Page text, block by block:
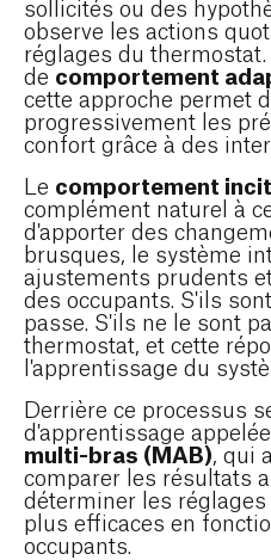
sollicités ou des
observe les actions
réglages du
decomportement
cette approche permet
progressivement les
confort grâce à des
Le comportement
complément naturel à
d'apporter des
brusques, le système
ajustements prudents
des occupants. S'ils
passe. S'ils ne le sont
thermostat, et cette
l'apprentissage du
Derrière ce processus
d'apprentissage appelée
multi-bras (MAB), qui
comparer les résultats
déterminer les
plus efficaces en
occupants.